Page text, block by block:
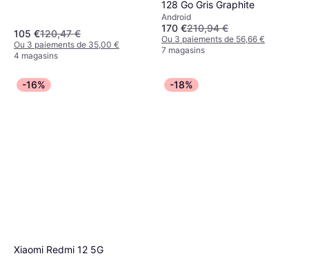
105 €120,47 €
Ou 3 paiements de 35,00 €
4 magasins
128 Go Gris Graphite
Android
170 €210,94 €
Ou 3 paiements de 56,66 €
7 magasins
-16%
Xiaomi Redmi 12 5G
-18%